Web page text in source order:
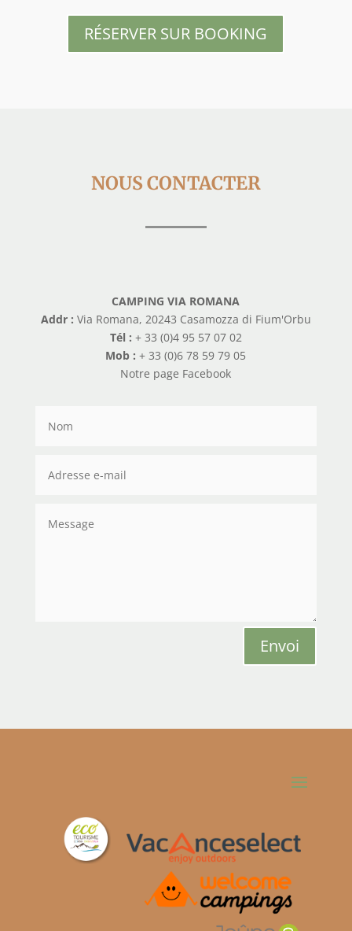
RÉSERVER SUR BOOKING
NOUS CONTACTER
CAMPING VIA ROMANA
Addr : Via Romana, 20243 Casamozza di Fium'Orbu
Tél : + 33 (0)4 95 57 07 02
Mob : + 33 (0)6 78 59 79 05
Notre page Facebook
Envoi